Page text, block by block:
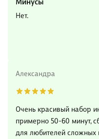
Нет.
Александра
Очень красивый набор
примерно 50-60 минут,
для любителей сложных